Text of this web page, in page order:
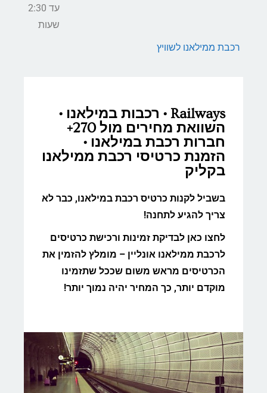
עד 2:30
שעות
רכבת ממילאנו לשוויץ
Railways • רכבות במילאנו •
השוואת מחירים מול 270+
חברות רכבת במילאנו •
הזמנת כרטיסי רכבת ממילאנו
בקליק
בשביל לקנות כרטיס רכבת במילאנו, כבר לא
צריך להגיע לתחנה!
לחצו כאן לבדיקת זמינות ורכישת כרטיסים
לרכבת ממילאנו אונליין – מומלץ להזמין את
הכרטיסים מראש משום שככל שתזמינו
מוקדם יותר, כך המחיר יהיה נמוך יותר!